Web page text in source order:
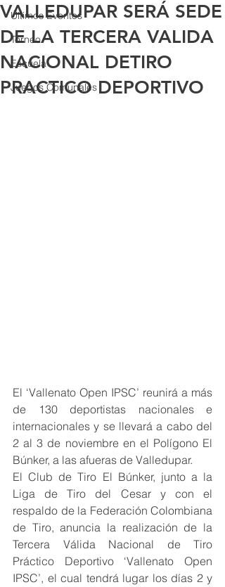
Últimos Eventos
Torneo
Escuela
Juegos Comunales
VALLEDUPAR SERÁ SEDE
DE LA TERCERA VALIDA
NACIONAL DETIRO
PRACTICO DEPORTIVO
El ‘Vallenato Open IPSC’ reunirá a más
de 130 deportistas nacionales e
internacionales y se llevará a cabo del
2 al 3 de noviembre en el Polígono El
Búnker, a las afueras de Valledupar.
El Club de Tiro El Búnker, junto a la
Liga de Tiro del Cesar y con el
respaldo de la Federación Colombiana
de Tiro, anuncia la realización de la
Tercera Válida Nacional de Tiro
Práctico Deportivo ‘Vallenato Open
IPSC’, el cual tendrá lugar los días 2 y